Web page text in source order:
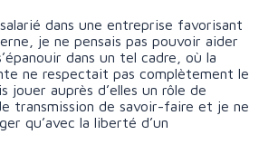
dans une entreprise favorisant
je ne pensais pas pouvoir aider
dans un tel cadre, où la
ne respectait pas complètement le
jouer auprès d’elles un rôle de
transmission de savoir-faire et je ne
qu’avec la liberté d’un